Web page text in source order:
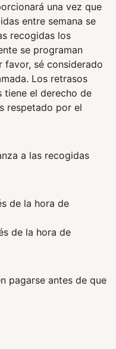
una vez que
entre semana se
recogidas los
se programan
favor, sé considerado
Los retrasos
tiene el derecho de
respetado por el
a las recogidas
de la hora de
de la hora de
pagarse antes de que